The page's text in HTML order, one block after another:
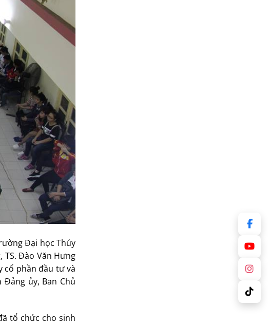
Đại học Thủy
TS. Đào Văn Hưng
cổ phần đầu tư và
Đảng ủy, Ban Chủ
tổ chức cho sinh